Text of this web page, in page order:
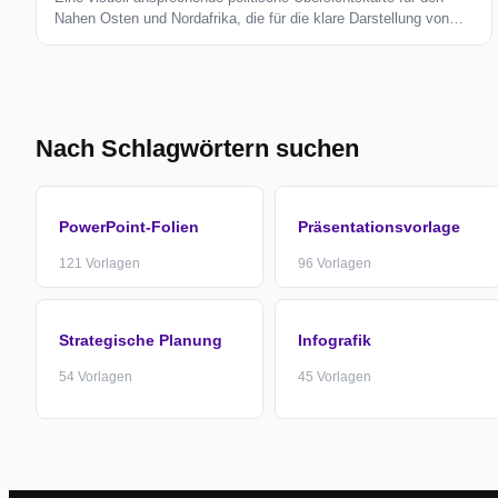
Nahen Osten und Nordafrika, die für die klare Darstellung von
Nach Schlagwörtern suchen
PowerPoint-Folien
121 Vorlagen
Präsentationsvorlage
96 Vorlagen
Strategische Planung
54 Vorlagen
Infografik
45 Vorlagen